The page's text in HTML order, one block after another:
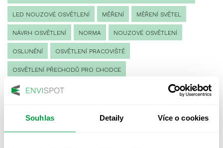
Souhlas Detaily Více o cookies
LED NOUZOVÉ OSVĚTLENÍ MĚŘENÍ MĚŘENÍ SVĚTEL
NÁVRH OSVĚTLENÍ NORMA NOUZOVÉ OSVĚTLENÍ
OSLUNĚNÍ OSVĚTLENÍ PRACOVIŠTĚ
OSVĚTLENÍ PŘECHODŮ PRO CHODCE
OSVĚTLENÍ SPORTOVIŠŤ